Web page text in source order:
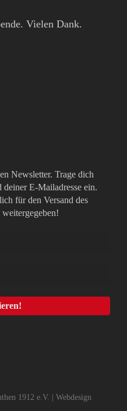
Vielen Dank.
Newsletter. Trage dich
E-Mailadresse ein.
für den Versand des
1912 e.V. | Webdesign